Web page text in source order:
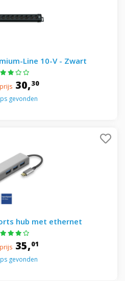
Line 10-V - Zwart
30,30
gevonden
hub met ethernet
35,01
gevonden